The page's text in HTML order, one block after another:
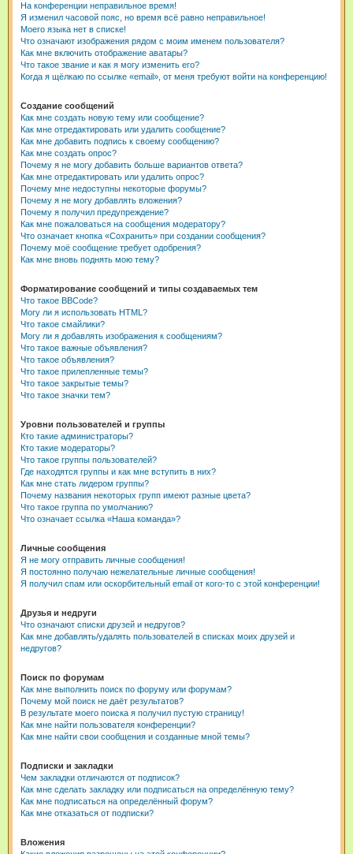
На конференции неправильное время!
Я изменил часовой пояс, но время всё равно неправильное!
Моего языка нет в списке!
Что означают изображения рядом с моим именем пользователя?
Как мне включить отображение аватары?
Что такое звание и как я могу изменить его?
Когда я щёлкаю по ссылке «email», от меня требуют войти на конференцию!
Создание сообщений
Как мне создать новую тему или сообщение?
Как мне отредактировать или удалить сообщение?
Как мне добавить подпись к своему сообщению?
Как мне создать опрос?
Почему я не могу добавить больше вариантов ответа?
Как мне отредактировать или удалить опрос?
Почему мне недоступны некоторые форумы?
Почему я не могу добавлять вложения?
Почему я получил предупреждение?
Как мне пожаловаться на сообщения модератору?
Что означает кнопка «Сохранить» при создании сообщения?
Почему моё сообщение требует одобрения?
Как мне вновь поднять мою тему?
Форматирование сообщений и типы создаваемых тем
Что такое BBCode?
Могу ли я использовать HTML?
Что такое смайлики?
Могу ли я добавлять изображения к сообщениям?
Что такое важные объявления?
Что такое объявления?
Что такое прилепленные темы?
Что такое закрытые темы?
Что такое значки тем?
Уровни пользователей и группы
Кто такие администраторы?
Кто такие модераторы?
Что такое группы пользователей?
Где находятся группы и как мне вступить в них?
Как мне стать лидером группы?
Почему названия некоторых групп имеют разные цвета?
Что такое группа по умолчанию?
Что означает ссылка «Наша команда»?
Личные сообщения
Я не могу отправить личные сообщения!
Я постоянно получаю нежелательные личные сообщения!
Я получил спам или оскорбительный email от кого-то с этой конференции!
Друзья и недруги
Что означают списки друзей и недругов?
Как мне добавлять/удалять пользователей в списках моих друзей и
недругов?
Поиск по форумам
Как мне выполнить поиск по форуму или форумам?
Почему мой поиск не даёт результатов?
В результате моего поиска я получил пустую страницу!
Как мне найти пользователя конференции?
Как мне найти свои сообщения и созданные мной темы?
Подписки и закладки
Чем закладки отличаются от подписок?
Как мне сделать закладку или подписаться на определённую тему?
Как мне подписаться на определённый форум?
Как мне отказаться от подписки?
Вложения